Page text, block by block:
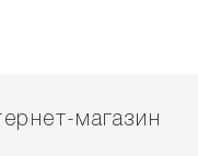
магазин